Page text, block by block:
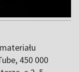
450 000